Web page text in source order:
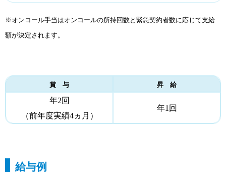
※オンコール手当はオンコールの所持回数と緊急契約者数に応じて支給
額が決定されます。
賞 与 昇 給
年2回
（前年度実績4ヵ月）
年1回
給与例